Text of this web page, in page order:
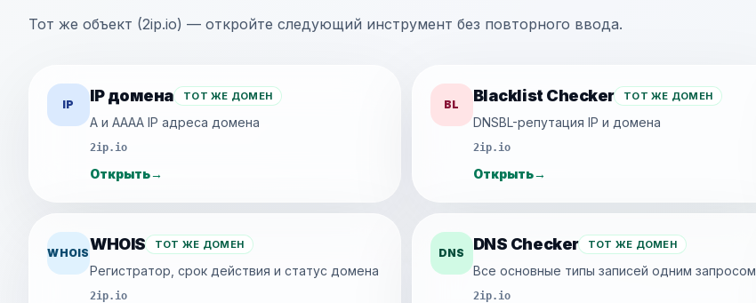
Тот же объект (2ip.io) — откройте следующий инструмент без повторного ввода.
IP IP домена ТОТ ЖЕ ДОМЕН
A и AAAA IP адреса домена
2ip.io
Открыть→
BL Blacklist Checker ТОТ ЖЕ ДОМЕН
DNSBL-репутация IP и домена
2ip.io
Открыть→
WHOISWHOIS ТОТ ЖЕ ДОМЕН
Регистратор, срок действия и статус домена
2ip.io
DNS DNS Checker ТОТ ЖЕ ДОМЕН
Все основные типы записей одним запросом
2ip.io